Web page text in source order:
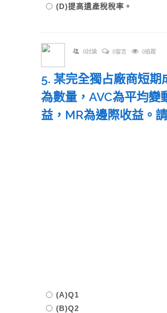
(D)提高遺產稅稅率。
0討論 0留言 0追蹤
5. 某完全獨占廠商短期
為數量，AVC為平均變
益，MR為邊際收益。
(A)Q1
(B)Q2